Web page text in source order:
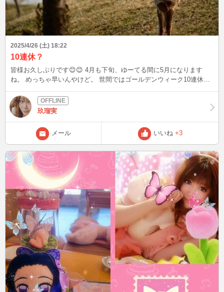
2025/4/26 (土) 18:22
10連休？
皆様お久しぶりです😊😊 4月も下旬、ゆーてる間に5月になります
ね。 めっちゃ早いんやけど。 世間ではゴールデンウィーク10連休が
の所に引越してきて8ヶ月。 数字見てビックリ‼️ もう半年以上たって
たのね😳😳 その今のマンションから駐輪場にバイク🛵の駐車禁止の
張り紙が。 え？バイクの駐車禁止なんて聞いてない😤😤 実家は近い
とは言え、実家にバイク置いて歩いてマンションへ帰る感じ。 仕事
に行く時も、もちろん実家まで歩いて行く。 めっちゃめんどくさい
やん👻👻 今のマンション、間取りや日当たりとか気に入ってる。 で
も隣りの大学生の足音と物音の騒音はイライラ‪💢‬‪💢‬する。 おかげで
寝る時間、今は夜中の1時2時になってる。 22時にコテっと寝てたの
なぁ💦 実家にバイク🛵を駐車するか。 新しいマンションか一軒家を
借りるか… 物件を検索中🔎 そんなこんなで、大好きなかき氷部🍧🥄
も奈良🦌🦌にも行ってない🥲🥲 来週ぐらいは奈良🦌🦌でかき氷部🍧
🥄したいなぁ😌😌このままのペースでいくと、ゆーてる間に大晦日来
てますね。 しっかり毎日充実させないと‼️ 頑張ります😊😊 今日のお
写真は、奈良に行くといつも仲良くしてくださるおじ様から送られて
きた写真。 この子鹿ちゃん、名前はくるみって名付けられてます。
初めての春を迎え桜🌸を眺めてる写真。 素敵すぎるお写真ですね☺️
☺️
玖瑠実
メール いいね +3